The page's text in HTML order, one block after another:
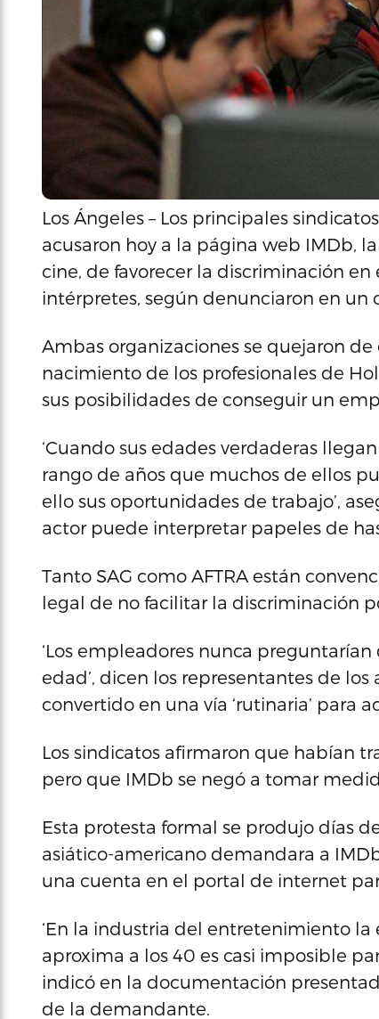
Los Ángeles – Los principales
acusaron hoy a la página web IMDb,
cine, de favorecer la discriminación
intérpretes, según denunciaron en un
Ambas organizaciones se quejaron
nacimiento de los profesionales de
sus posibilidades de conseguir un
‘Cuando sus edades verdaderas
rango de años que muchos de ellos
ello sus oportunidades de trabajo’,
actor puede interpretar papeles de
Tanto SAG como AFTRA están
legal de no facilitar la discriminación
‘Los empleadores nunca
edad’, dicen los representantes de
convertido en una vía ‘rutinaria’ para
Los sindicatos afirmaron que habían
pero que IMDb se negó a tomar
Esta protesta formal se produjo días
asiático-americano demandara a
una cuenta en el portal de internet
‘En la industria del entretenimiento la
aproxima a los 40 es casi imposible
indicó en la documentación
de la demandante.